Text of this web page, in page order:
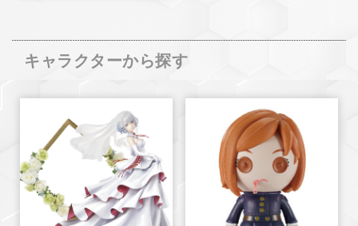
キャラクターから探す